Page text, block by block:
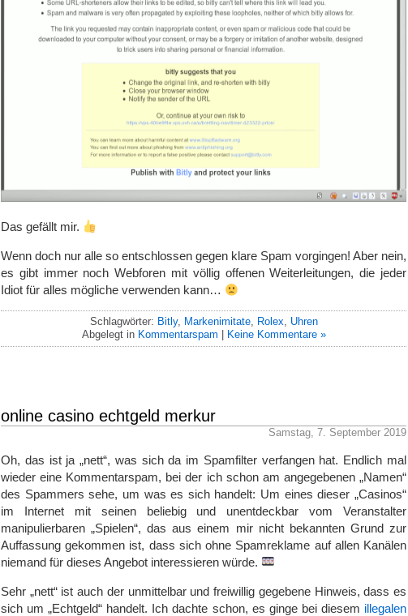
Das gefällt mir.
Wenn doch nur alle so entschlossen gegen klare Spam vorgingen! Aber nein,
es gibt immer noch Webforen mit völlig offenen Weiterleitungen, die jeder
Idiot für alles mögliche verwenden kann…
Schlagwörter: Bitly, Markenimitate, Rolex, Uhren
Abgelegt in Kommentarspam Keine Kommentare »
online casino echtgeld merkur
Samstag, 7. September 2019
Oh, das ist ja „nett“, was sich da im Spamfilter verfangen hat. Endlich mal
wieder eine Kommentarspam, bei der ich schon am angegebenen „Namen“
des Spammers sehe, um was es sich handelt: Um eines dieser „Casinos“
im Internet mit seinen beliebig und unentdeckbar vom Veranstalter
manipulierbaren „Spielen“, das aus einem mir nicht bekannten Grund zur
Auffassung gekommen ist, dass sich ohne Spamreklame auf allen Kanälen
niemand für dieses Angebot interessieren würde.
Sehr „nett“ ist auch der unmittelbar und freiwillig gegebene Hinweis, dass es
sich um „Echtgeld“ handelt. Ich dachte schon, es ginge bei diesem illegalen